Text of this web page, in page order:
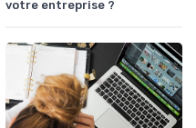
votre entreprise ?